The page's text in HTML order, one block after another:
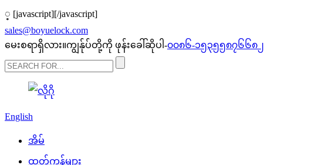
့ [javascript][/javascript]
sales@boyuelock.com
မေးစရာရှိလား။ကျွန်ုပ်တို့ကို ဖုန်းခေါ်ဆိုပါ-၀၀၈၆-၁၅၃၅၅၈၇၆၆၈၂
English
အိမ်
ထုတ်ကုန်များ